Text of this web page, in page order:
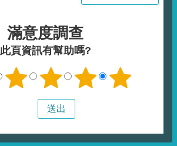
滿意度調查
此頁資訊有幫助嗎?